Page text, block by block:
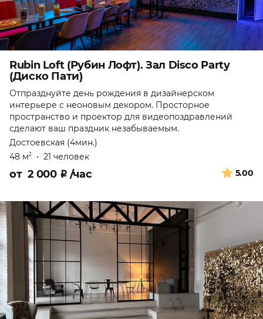
Rubin Loft (Рубин Лофт). Зал Disco Party
(Диско Пати)
Отпразднуйте день рождения в дизайнерском
интерьере с неоновым декором. Просторное
пространство и проектор для видеопоздравлений
сделают ваш праздник незабываемым.
Достоевская (4мин.)
48 м2 • 21 человек
5.00
от 2 000 ₽ /час